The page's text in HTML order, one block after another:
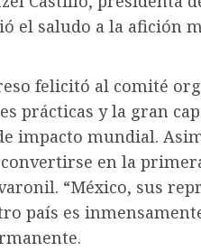
el saludo a la afición
felicitó al comité
prácticas y la gran
impacto mundial.
en la
“México, sus
país es